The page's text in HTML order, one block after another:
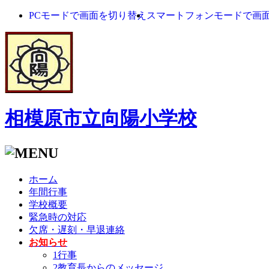
PCモードで画面を切り替え スマートフォンモードで画
相模原市立向陽小学校
ホーム
年間行事
学校概要
緊急時の対応
欠席・遅刻・早退連絡
お知らせ
1行事